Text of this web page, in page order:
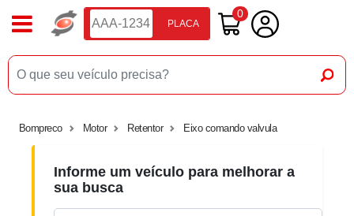
PLACA
0
Bompreco Motor Retentor Eixo comando valvula
Informe um veículo para melhorar a
sua busca